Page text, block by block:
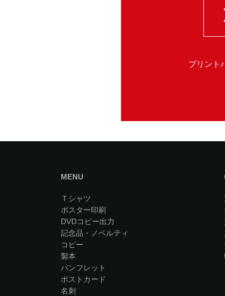
プリント
MENU
Ｔシャツ
ポスター印刷
DVDコピー出力
記念品・ノベルティ
コピー
製本
パンフレット
ポストカード
名刺